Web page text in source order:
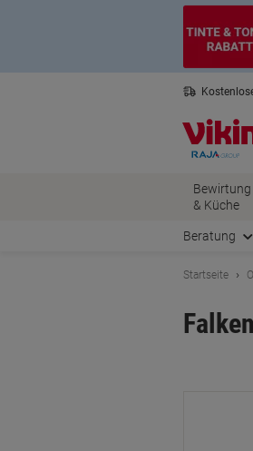
Bewirtung
& Küche
Beratung
Startseite